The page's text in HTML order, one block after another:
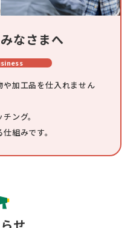
なさまへ
加工品を仕入れません
ング。
組みです。